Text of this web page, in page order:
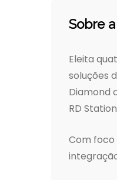
Sobre
Eleita
soluções
Diamond
RD
Com foco